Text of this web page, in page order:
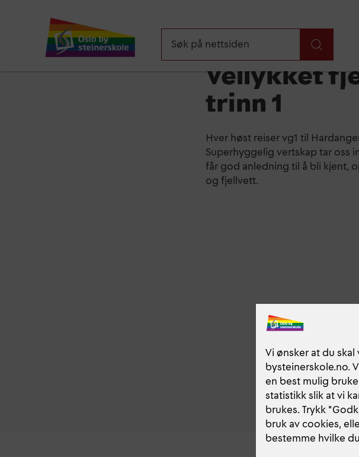
Vellykket
trinn 1
Hver høst reiser vg1 til
Superhyggelig vertskap tar oss
får god anledning til å bli kjent,
og fjellvett.